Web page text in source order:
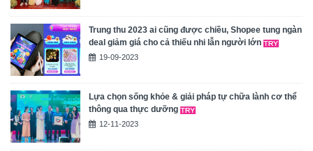
Trung thu 2023 ai cũng được chiều, Shopee tung ngàn
deal giảm giá cho cả thiếu nhi lẫn người lớn
19-09-2023
Lựa chọn sống khỏe & giải pháp tự chữa lành cơ thể
thông qua thực dưỡng
12-11-2023